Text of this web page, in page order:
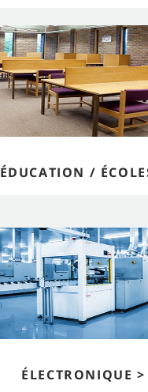
ÉDUCATION /
ÉLECTRONIQUE >